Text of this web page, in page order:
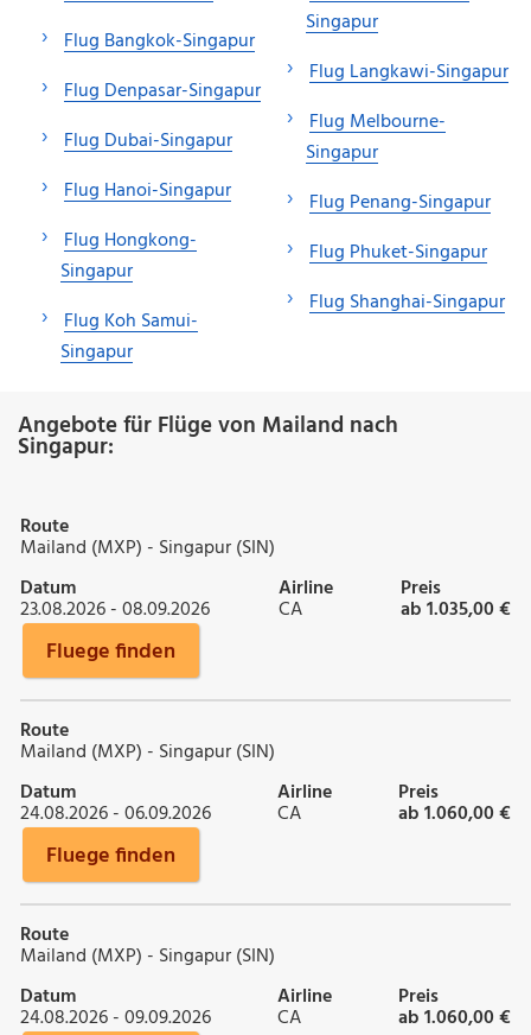
Flug Bangkok-Singapur
Flug Denpasar-Singapur
Flug Dubai-Singapur
Flug Hanoi-Singapur
Flug Hongkong-
Singapur
Flug Koh Samui-
Singapur
Singapur
Flug Langkawi-Singapur
Flug Melbourne-
Singapur
Flug Penang-Singapur
Flug Phuket-Singapur
Flug Shanghai-Singapur
Angebote für Flüge von Mailand nach
Singapur:
Route
Mailand (MXP) - Singapur (SIN)
Datum
23.08.2026 - 08.09.2026
Airline
CA
Preis
ab 1.035,00 €
Fluege finden
Route
Mailand (MXP) - Singapur (SIN)
Datum
24.08.2026 - 06.09.2026
Airline
CA
Preis
ab 1.060,00 €
Fluege finden
Route
Mailand (MXP) - Singapur (SIN)
Datum
24.08.2026 - 09.09.2026
Airline
CA
Preis
ab 1.060,00 €